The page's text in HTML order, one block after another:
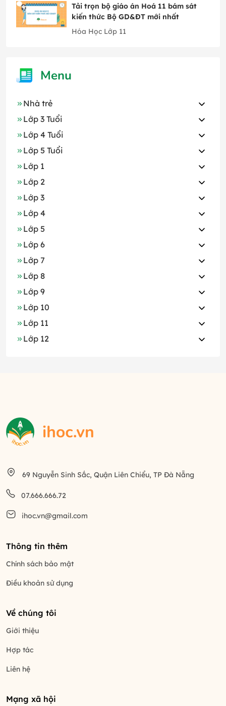
Tải trọn bộ giáo án Hoá 11 bám sát
kiến thức Bộ GD&ĐT mới nhất
Hóa Học Lớp 11
Menu
Nhà trẻ
Lớp 3 Tuổi
Lớp 4 Tuổi
Lớp 5 Tuổi
Lớp 1
Lớp 2
Lớp 3
Lớp 4
Lớp 5
Lớp 6
Lớp 7
Lớp 8
Lớp 9
Lớp 10
Lớp 11
Lớp 12
69 Nguyễn Sinh Sắc, Quận Liên Chiểu, TP Đà Nẵng
07.666.666.72
ihoc.vn@gmail.com
Thông tin thêm
Chính sách bảo mật
Điều khoản sử dụng
Về chúng tôi
Giới thiệu
Hợp tác
Liên hệ
Mạng xã hội